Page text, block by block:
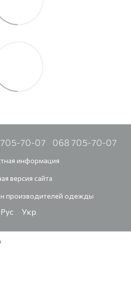
70-07 068 705-70-07
информация
версия сайта
производителей одежды
Рус Укр